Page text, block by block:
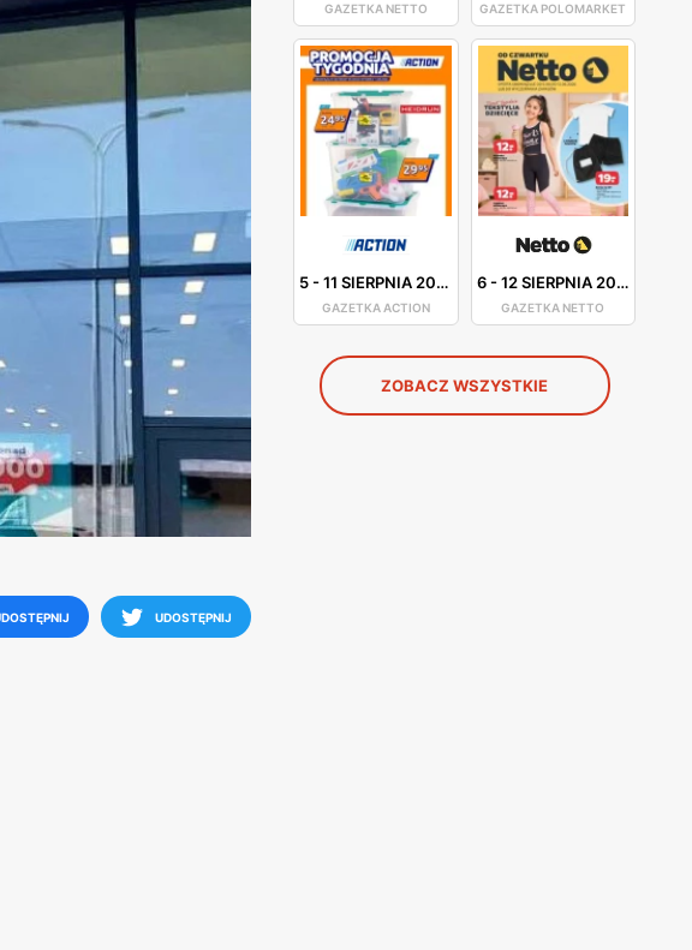
UDOSTĘPNIJ
GAZETKA NETTO GAZETKA POLOMARKET
5-11 SIERPNIA 2026
GAZETKA ACTION
6-12 SIERPNIA 2026
GAZETKA NETTO
ZOBACZ WSZYSTKIE